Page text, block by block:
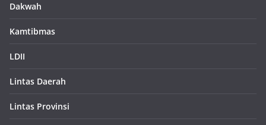
Dakwah
Kamtibmas
LDII
Lintas Daerah
Lintas Provinsi